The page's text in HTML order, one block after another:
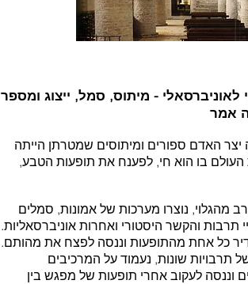
לאוניברסאלי - מיתוס, סמל, ייצוג ומספר
אמר
האדם ספורים ומיתוסים שמטרתן הייתה
בו הוא חי, לפענח את תופעות הטבע,
מהגלוי, נוצרו מערכות של אמונות, סמלים
תרבות והקשר היסטורי ואחרות אוניברסאליות.
כל אחת מהתופעות וננסה לפצח את מהותם.
תרבויות שונות, נעמוד על המרכיבים
וננסה לעקוב אחרי תופעות של מפגש בין